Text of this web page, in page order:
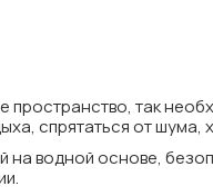
так
спрятаться от шума,
водной основе,